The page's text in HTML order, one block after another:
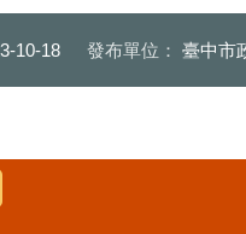
10-18 發布單位： 臺中市